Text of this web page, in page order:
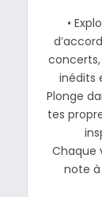
•
inédits
Plonge
tes
Chaque
note